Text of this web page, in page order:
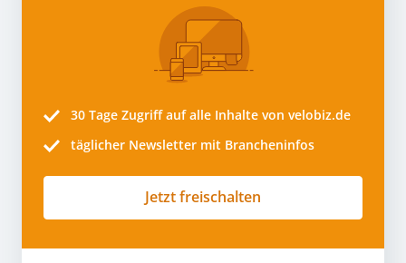
30 Tage Zugriff auf alle Inhalte von velobiz.de
täglicher Newsletter mit Brancheninfos
Jetzt freischalten